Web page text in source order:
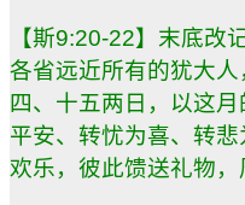
【斯9:20-22】末底改
各省远近所有的犹大人
四、十五两日，以这
平安、转忧为喜、转
欢乐，彼此馈送礼物，